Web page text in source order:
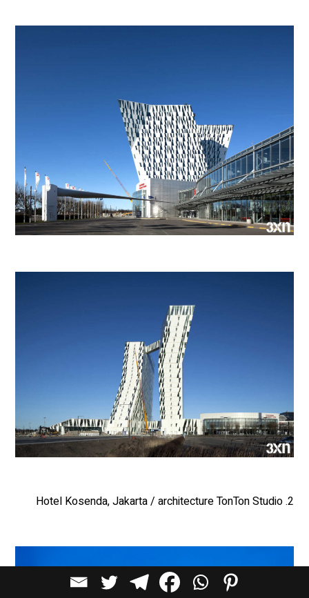
2. Hotel Kosenda, Jakarta / architecture TonTon Studio